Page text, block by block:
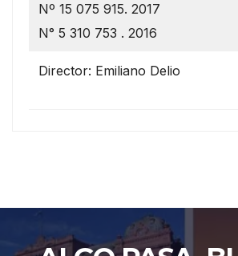
Nº 15 075 915. 2017
N° 5 310 753 . 2016
Director: Emiliano Delio